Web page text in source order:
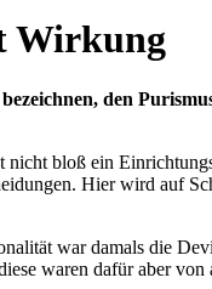
Wirkung
den
bloß ein
Hier wird auf
war damals die
waren dafür aber